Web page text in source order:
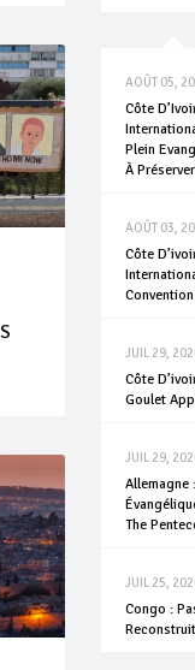
AOÛT 05,
Côte
Plein
À
AOÛT 03,
Côte
JUIL 29,
Côte
Goulet
JUIL 29,
Allemagne
The
JUIL 25,
Congo :